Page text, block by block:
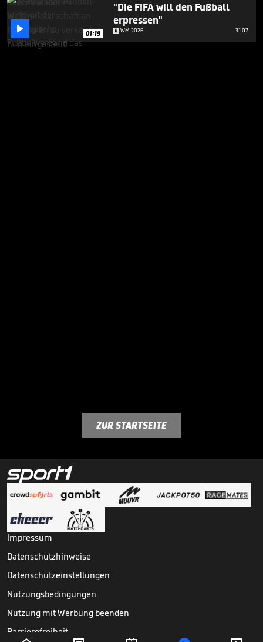
 01:19
"Die FIFA will den Fußball
erpressen"
WM 2026 31.07.
ZUR STARTSEITE
Impressum
Datenschutzhinweise
Datenschutzeinstellungen
Nutzungsbedingungen
Nutzung mit Werbung beenden
Barrierefreiheit